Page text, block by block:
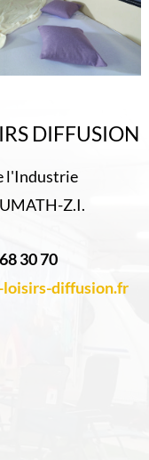
DIFFUSION
l'Industrie
Z.I.
30 70
loisirs-diffusion.fr